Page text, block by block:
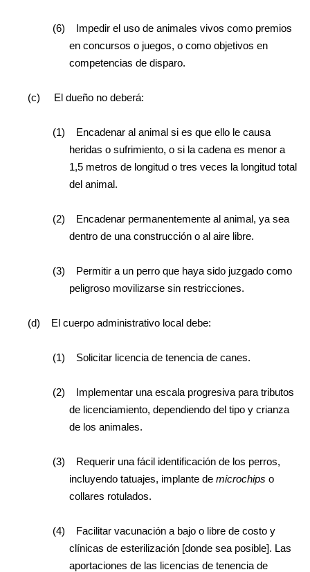
(6)
Impedir el uso de animales vivos como premios
en concursos o juegos, o como objetivos en
competencias de disparo.
(c) El dueño no deberá:
(1)
Encadenar al animal si es que ello le causa
heridas o sufrimiento, o si la cadena es menor a
1,5 metros de longitud o tres veces la longitud total
del animal.
(2)
Encadenar permanentemente al animal, ya sea
dentro de una construcción o al aire libre.
(3)
Permitir a un perro que haya sido juzgado como
peligroso movilizarse sin restricciones.
(d) El cuerpo administrativo local debe:
(1) Solicitar licencia de tenencia de canes.
(2)
Implementar una escala progresiva para tributos
de licenciamiento, dependiendo del tipo y crianza
de los animales.
(3)
Requerir una fácil identificación de los perros,
incluyendo tatuajes, implante de microchips o
collares rotulados.
(4)
Facilitar vacunación a bajo o libre de costo y
clínicas de esterilización [donde sea posible]. Las
aportaciones de las licencias de tenencia de